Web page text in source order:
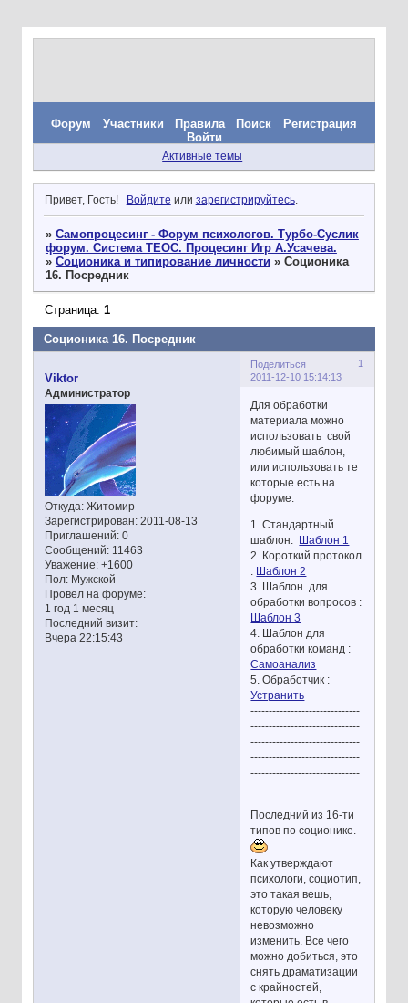
Форум Участники Правила Поиск
Регистрация
Войти
Активные темы
Привет, Гость! Войдите или зарегистрируйтесь.
» Самопроцесинг - Форум психологов. Турбо-Суслик
форум. Система ТЕОС. Процесинг Игр А.Усачева.
» Соционика и типирование личности » Соционика
16. Посредник
Соционика 16. Посредник
Страница: 1
Поделиться
1
2011-12-10 15:14:13
Viktor
Администратор
Откуда:Житомир
Зарегистрирован: 2011-08-13
Приглашений:0
Сообщений:11463
Уважение: +1600
Пол:Мужской
Провел на форуме:
1 год 1 месяц
Последний визит:
Вчера 22:15:43
Для обработки
материала можно
использовать свой
любимый шаблон,
или использовать те
которые есть на
форуме:
1. Стандартный
шаблон: Шаблон 1
2. Короткий протокол
: Шаблон 2
3. Шаблон для
обработки вопросов :
Шаблон 3
4. Шаблон для
обработки команд :
Самоанализ
5. Обработчик :
Устранить
------------------------------
------------------------------
------------------------------
------------------------------
------------------------------
--
Последний из 16-ти
типов по соционике.
Как утверждают
психологи, социотип,
это такая вешь,
которую человеку
невозможно
изменить. Все чего
можно добиться, это
снять драматизации
с крайностей,